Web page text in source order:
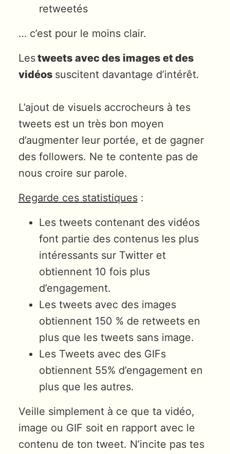
retweetés
… c’est pour le moins clair.
Lestweets avec des images et des
vidéos suscitent davantage d’intérêt.
L’ajout de visuels accrocheurs à tes
tweets est un très bon moyen
d’augmenter leur portée, et de gagner
des followers. Ne te contente pas de
nous croire sur parole.
Regarde ces statistiques :
Les tweets contenant des vidéos
font partie des contenus les plus
intéressants sur Twitter et
obtiennent 10 fois plus
d’engagement.
Les tweets avec des images
obtiennent 150 % de retweets en
plus que les tweets sans image.
Les Tweets avec des GIFs
obtiennent 55% d’engagement en
plus que les autres.
Veille simplement à ce que ta vidéo,
image ou GIF soit en rapport avec le
contenu de ton tweet. N’incite pas tes